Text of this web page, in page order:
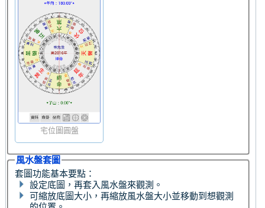
宅位圖圓盤
風水盤套圖
套圖功能基本要點：
設定底圖，再套入風水盤來觀測。
可縮放底圖大小，再縮放風水盤大小並移動到想觀測